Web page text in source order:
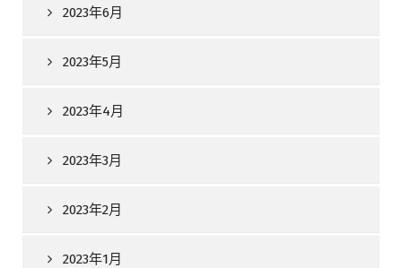
2023年6月
2023年5月
2023年4月
2023年3月
2023年2月
2023年1月